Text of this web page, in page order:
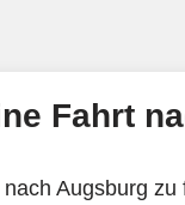
Fahrt
Augsburg